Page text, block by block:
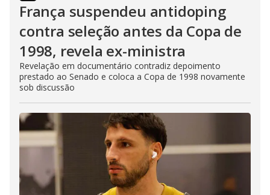
França suspendeu antidoping
contra seleção antes da Copa de
1998, revela ex-ministra
Revelação em documentário contradiz depoimento
prestado ao Senado e coloca a Copa de 1998 novamente
sob discussão